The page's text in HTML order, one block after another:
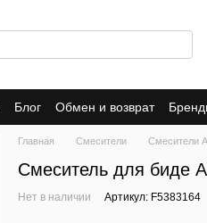
Блог Обмен и возврат
Главная Смесители Смесители
Смеситель для биде
Нет в наличии Артикул: F5383164